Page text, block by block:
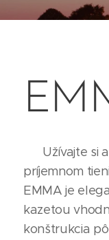
Užívajte si
príjemnom
EMMA je
kazetou
konštrukcia